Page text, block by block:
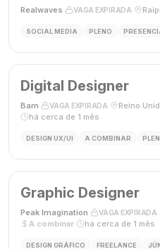
Realwaves VAGA EXPIRADA
SOCIAL MEDIA PLENO
Digital Designer
Barn VAGA EXPIRADA Reino
há cerca de 1 mês
DESIGN UX/UI A COMBINAR
Graphic Designer
Peak Imagination VAGA EXPIRADA
A combinar
há cerca de 1 mês
DESIGN GRÁFICO FREELANCE